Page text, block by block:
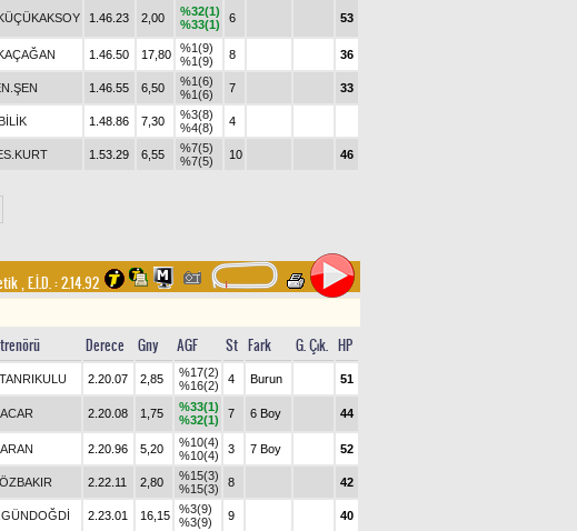
1.46.23 2,00
%32(1)
%33(1)
6 53
1.46.50 17,80
%1(9)
%1(9)
8 36
1.46.55 6,50
%1(6)
%1(6)
7 33
1.48.86 7,30
%3(8)
%4(8)
4
1.53.29 6,55
%7(5)
%7(5)
10 46
,E.İ.D. :2.14.92
Derece Gny AGF St Fark G. Çık. HP
2.20.07 2,85
%17(2)
%16(2)
4 Burun 51
2.20.08 1,75
%33(1)
%32(1)
7 6 Boy 44
2.20.96 5,20
%10(4)
%10(4)
3 7 Boy 52
2.22.11 2,80
%15(3)
%15(3)
8 42
2.23.01 16,15
%3(9)
%3(9)
9 40